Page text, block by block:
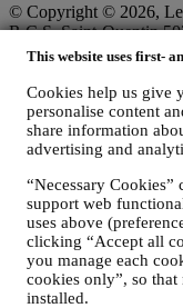
This website uses first-
Cookies help us give
personalise content
share information
advertising and
“Necessary Cookies”
support web
uses above
clicking “Accept all
you manage each
cookies only”, so
installed.
© Copyright © 2026, Le
R.C.S. Saint-Quentin
Fresnoy-Le-Grand.
CONDITIONS
de vente des Cartes
CONFIDENTIALITÉ
COOKIES
INDEX DE
Politique de
Avis Intégral de
La politique de
consommateurs. Si